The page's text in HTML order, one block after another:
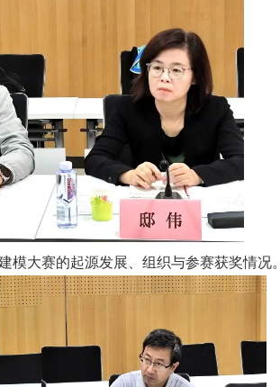
模大赛的起源发展、组织与参赛获奖情况。